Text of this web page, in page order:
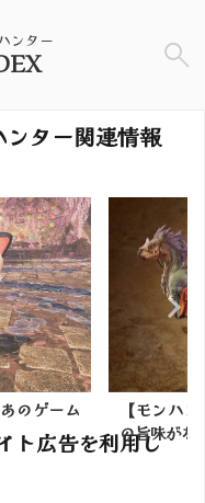
ンター
ター関連情報
のゲーム
【モンハ
の旨味が
ト広告を利用し